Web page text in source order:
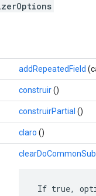
addRepeatedField
construir()
construirPartial ()
claro ()
If true,